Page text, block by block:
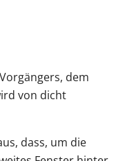
dem
von dicht
dass, um die